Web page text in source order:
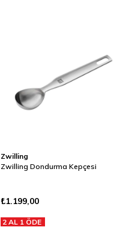
Zwilling
Zwilling Dondurma Kepçesi
₺1.199,00
2 AL 1 ÖDE